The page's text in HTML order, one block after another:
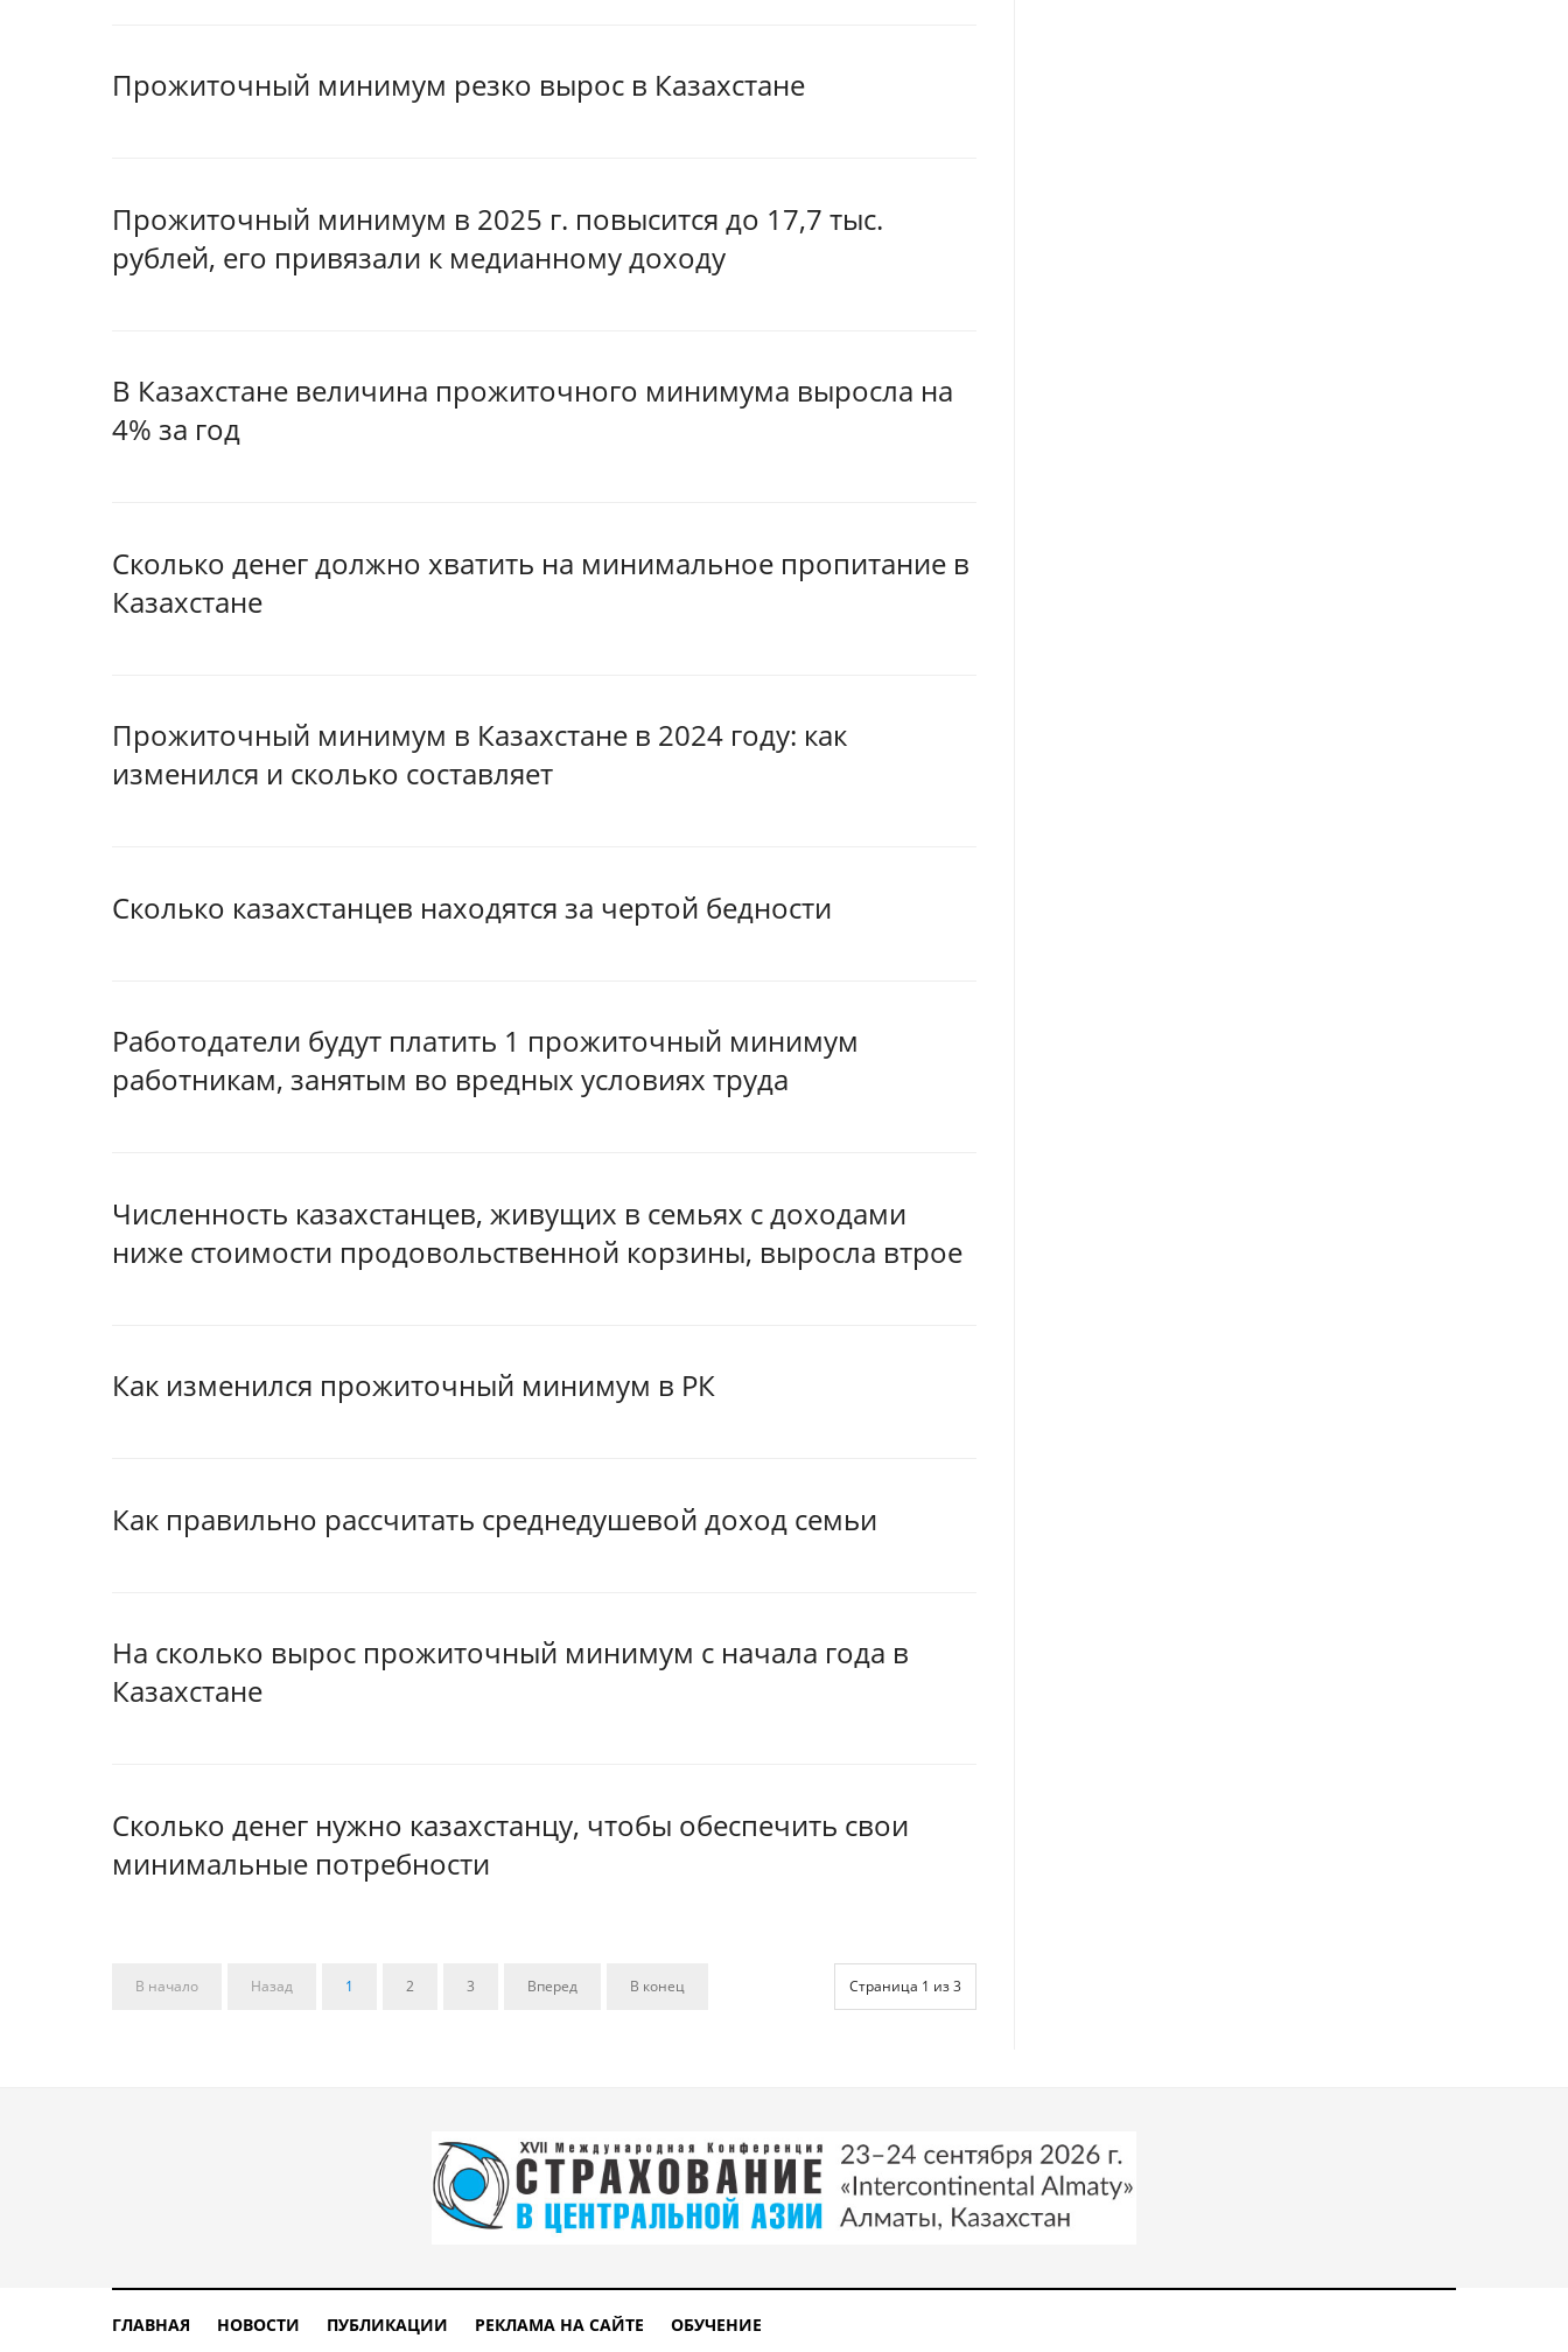
Прожиточный минимум резко вырос в Казахстане
Прожиточный минимум в 2025 г. повысится до 17,7 тыс.
рублей, его привязали к медианному доходу
В Казахстане величина прожиточного минимума выросла на
4% за год
Сколько денег должно хватить на минимальное пропитание в
Казахстане
Прожиточный минимум в Казахстане в 2024 году: как
изменился и сколько составляет
Сколько казахстанцев находятся за чертой бедности
Работодатели будут платить 1 прожиточный минимум
работникам, занятым во вредных условиях труда
Численность казахстанцев, живущих в семьях с доходами
ниже стоимости продовольственной корзины, выросла втрое
Как изменился прожиточный минимум в РК
Как правильно рассчитать среднедушевой доход семьи
На сколько вырос прожиточный минимум с начала года в
Казахстане
Сколько денег нужно казахстанцу, чтобы обеспечить свои
минимальные потребности
Страница 1 из 3
В начало Назад 1 2 3 Вперед В конец
ГЛАВНАЯ НОВОСТИ ПУБЛИКАЦИИ РЕКЛАМА НА САЙТЕ ОБУЧЕНИЕ